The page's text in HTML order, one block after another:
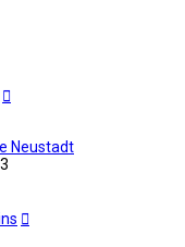
Neustadt